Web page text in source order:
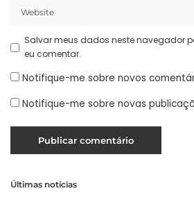
Salvar meus dados neste navegador
eu comentar.
Notifique-me sobre novos
Notifique-me sobre novas
Últimas notícias